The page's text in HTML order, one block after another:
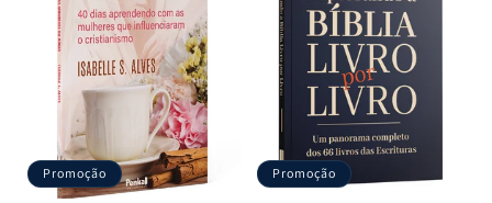
da
Mulher
NVA
Capa
Dura
|
da
Mulher
|
NVA
|
Capa
Dura
|
da
Mulher
NVA
Capa
Dura
|
Mulher
|
NVA
|
Capa
Dura
|
Promoção Promoção